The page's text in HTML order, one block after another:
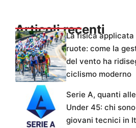
Articoli recenti
La fisica applicata
ruote: come la
del vento ha
ciclismo moderno
Serie A, quanti
Under 45: chi
giovani tecnici in